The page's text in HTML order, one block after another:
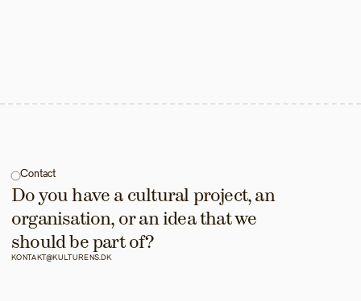
Contact
Do you have a cultural project, an
organisation, or an idea that we
should be part of?
KONTAKT@KULTURENS.DK